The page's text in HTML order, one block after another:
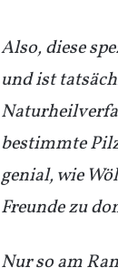
Also, diese
und ist
bestimmte
genial, wie
Freunde zu
Nur so am